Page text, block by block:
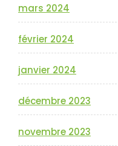
mars 2024
février 2024
janvier 2024
décembre 2023
novembre 2023